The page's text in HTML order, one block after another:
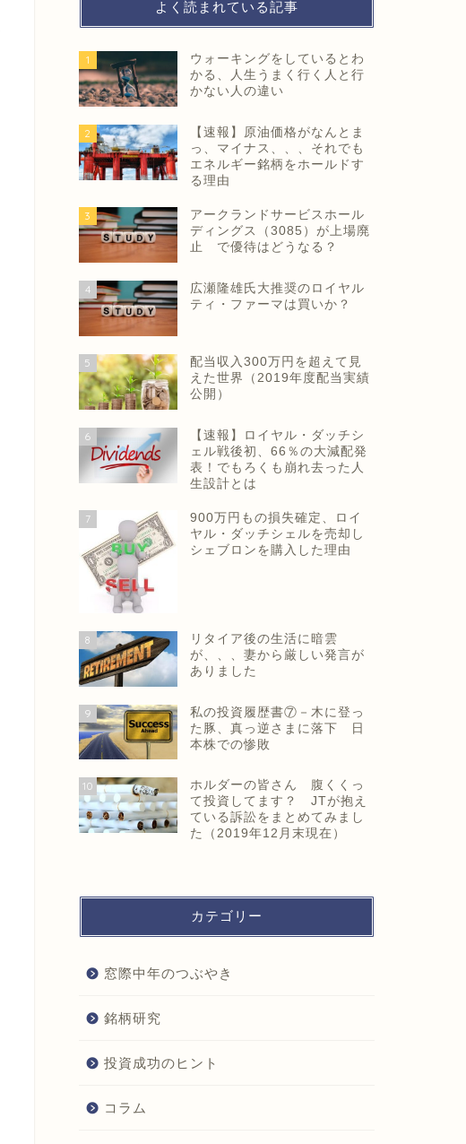
よく読まれている記事
1
ウォーキングをしているとわ
かる、人生うまく行く人と行
かない人の違い
2
【速報】原油価格がなんとま
っ、マイナス、、、それでも
エネルギー銘柄をホールドす
る理由
3
アークランドサービスホール
ディングス（3085）が上場廃
止 で優待はどうなる？
4
広瀬隆雄氏大推奨のロイヤル
ティ・ファーマは買いか？
5
配当収入300万円を超えて見
えた世界（2019年度配当実績
公開）
6
【速報】ロイヤル・ダッチシ
ェル戦後初、66％の大減配発
表！でもろくも崩れ去った人
生設計とは
7
900万円もの損失確定、ロイ
ヤル・ダッチシェルを売却し
シェブロンを購入した理由
8
リタイア後の生活に暗雲
が、、、妻から厳しい発言が
ありました
9
私の投資履歴書⑦－木に登っ
た豚、真っ逆さまに落下 日
本株での惨敗
10
ホルダーの皆さん 腹くくっ
て投資してます？ JTが抱え
ている訴訟をまとめてみまし
た（2019年12月末現在）
カテゴリー
窓際中年のつぶやき
銘柄研究
投資成功のヒント
コラム